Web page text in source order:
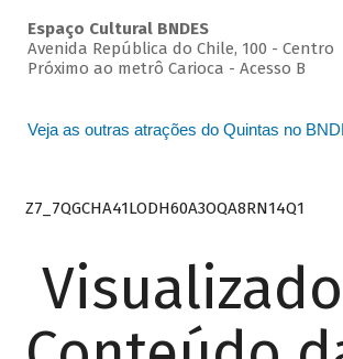
Espaço Cultural BNDES
Avenida República do Chile, 100 - Centro
Próximo ao metrô Carioca - Acesso B
Veja as outras atrações do Quintas no
Z7_7QGCHA41LODH60A3OQA8RN14Q1